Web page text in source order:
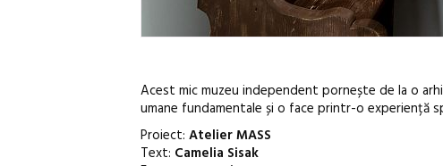
Acest mic muzeu independent pornește de la o
umane fundamentale și o face printr-o experiență
Proiect: Atelier MASS
Text: Camelia Sisak